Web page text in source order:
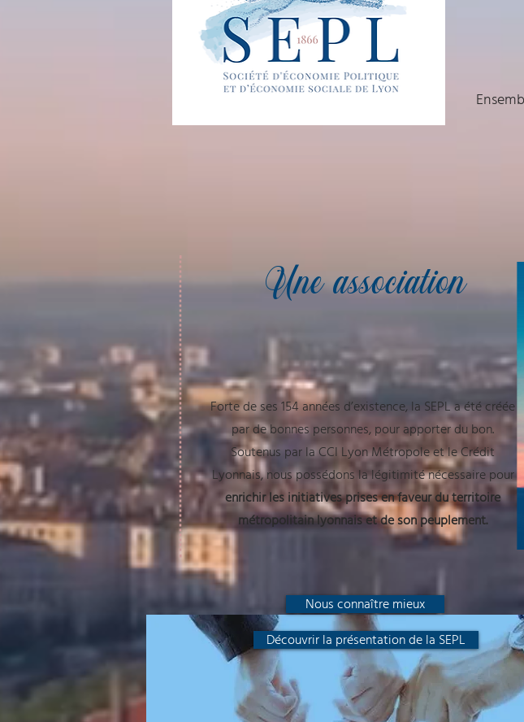
Une association
Forte de ses 154 années d’existence, la SEPL a été créée
par de bonnes personnes, pour apporter du bon.
Soutenus par la CCI Lyon Métropole et le Crédit
Lyonnais, nous possédons la légitimité nécessaire pour
enrichir les initiatives prises en faveur du territoire
métropolitainlyonnais et de son peuplement.
Nous connaître mieux
Découvrir la présentation de la SEPL